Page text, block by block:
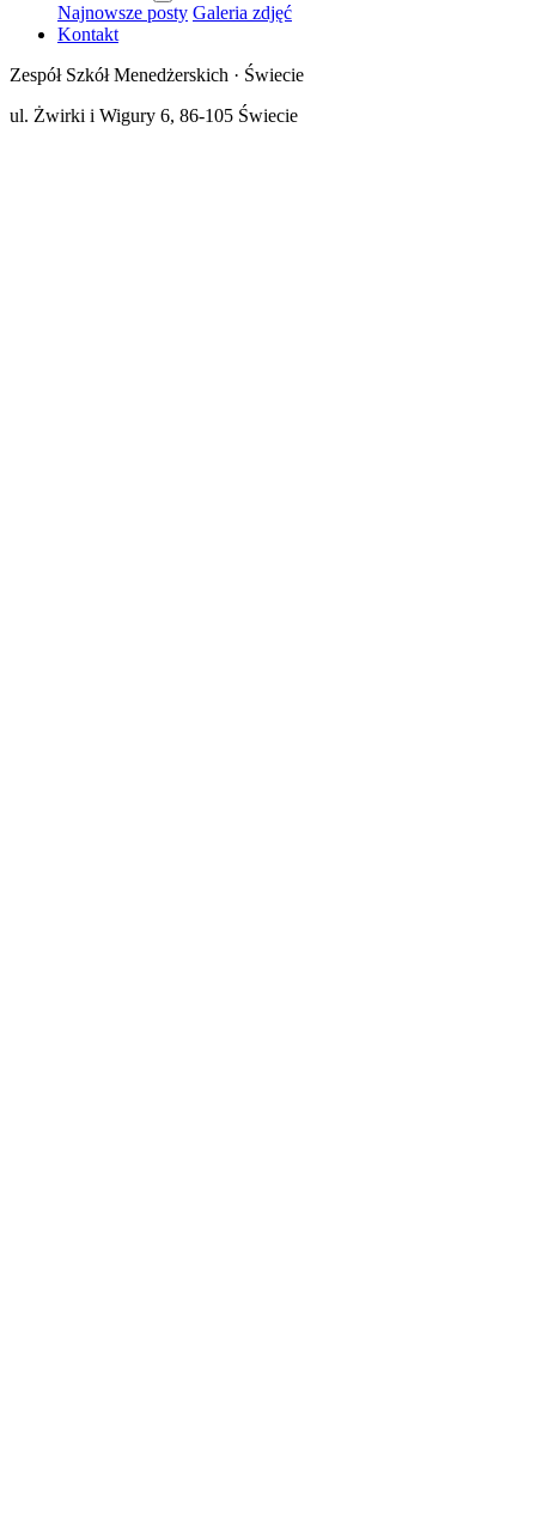
Najnowsze posty Galeria zdjęć
Kontakt
Zespół Szkół Menedżerskich · Świecie
ul. Żwirki i Wigury 6, 86-105 Świecie